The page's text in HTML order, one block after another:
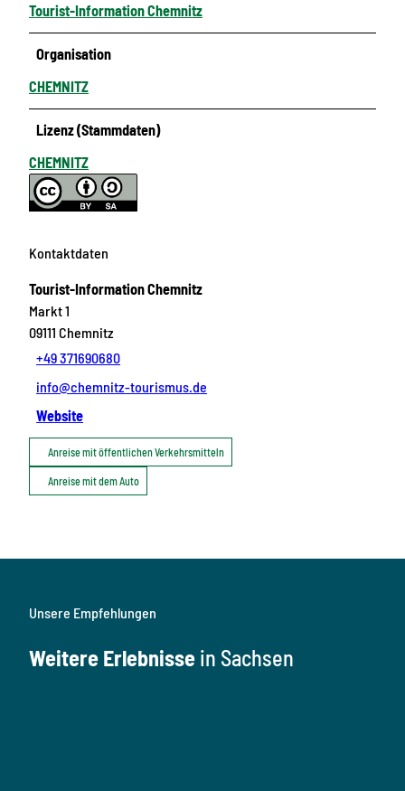
Tourist-Information Chemnitz
Organisation
CHEMNITZ
Lizenz (Stammdaten)
CHEMNITZ
Kontaktdaten
Tourist-Information Chemnitz
Markt 1
09111 Chemnitz
+49 371690680
info@chemnitz-tourismus.de
Website
Anreise mit öffentlichen Verkehrsmitteln
Anreise mit dem Auto
Unsere Empfehlungen
Weitere Erlebnisse in Sachsen